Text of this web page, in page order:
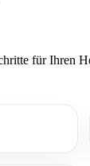
für Ihren